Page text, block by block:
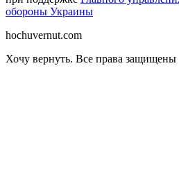
обороны Украины
hochuvernut.com
Хочу вернуть. Все права защищены